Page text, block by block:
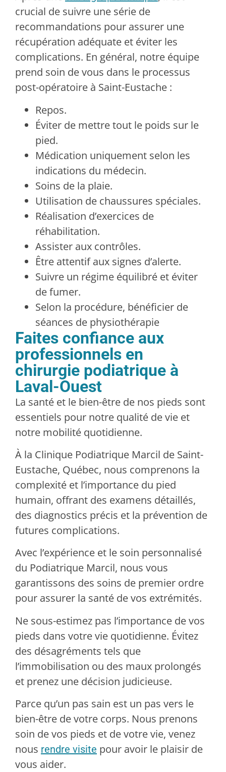
crucial de suivre une série de
recommandations pour assurer une
récupération adéquate et éviter les
complications. En général, notre équipe
prend soin de vous dans le processus
post-opératoire à Saint-Eustache :
Repos.
Éviter de mettre tout le poids sur le
pied.
Médication uniquement selon les
indications du médecin.
Soins de la plaie.
Utilisation de chaussures spéciales.
Réalisation d’exercices de
réhabilitation.
Assister aux contrôles.
Être attentif aux signes d’alerte.
Suivre un régime équilibré et éviter
de fumer.
Selon la procédure, bénéficier de
séances de physiothérapie
Faites confiance aux
professionnels en
chirurgie podiatrique à
Laval-Ouest
La santé et le bien-être de nos pieds sont
essentiels pour notre qualité de vie et
notre mobilité quotidienne.
À la Clinique Podiatrique Marcil de Saint-
Eustache, Québec, nous comprenons la
complexité et l’importance du pied
humain, offrant des examens détaillés,
des diagnostics précis et la prévention de
futures complications.
Avec l’expérience et le soin personnalisé
du Podiatrique Marcil, nous vous
garantissons des soins de premier ordre
pour assurer la santé de vos extrémités.
Ne sous-estimez pas l’importance de vos
pieds dans votre vie quotidienne. Évitez
des désagréments tels que
l’immobilisation ou des maux prolongés
et prenez une décision judicieuse.
Parce qu’un pas sain est un pas vers le
bien-être de votre corps. Nous prenons
soin de vos pieds et de votre vie, venez
nous rendre visite pour avoir le plaisir de
vous aider.